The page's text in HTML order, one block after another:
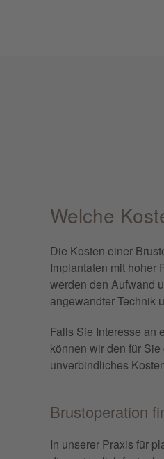
Welche
Die Kosten einer
Implantaten mit hoher
werden den Aufwand
angewandter Technik
Falls Sie Interesse an
können wir den für
unverbindliches
Brustoperation
In unserer Praxis für